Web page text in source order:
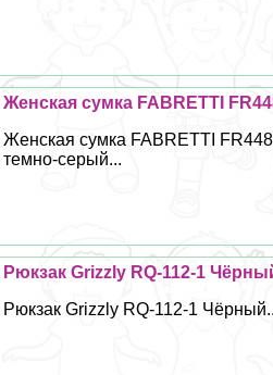
Женская сумка FABRETTI
Женская сумка FABRETTI
темно-серый...
Рюкзак Grizzly RQ-112-1
Рюкзак Grizzly RQ-112-1